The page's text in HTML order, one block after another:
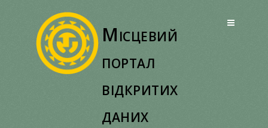
Місцевий
портал
відкритих
даних